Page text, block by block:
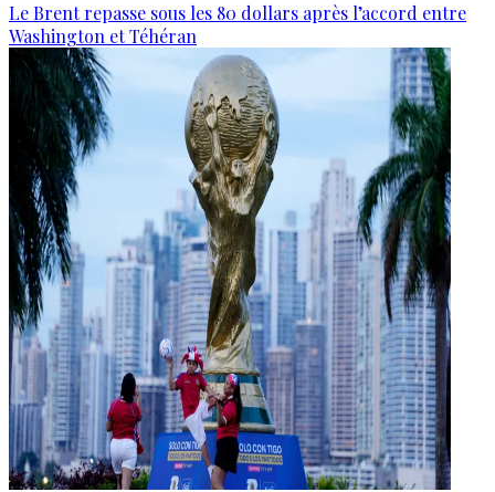
Le Brent repasse sous les 80 dollars après l’accord entre
Washington et Téhéran